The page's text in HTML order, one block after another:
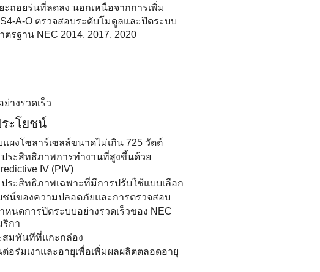
ถอยร่นที่ลดลง นอกเหนือจากการเพิ่ม
A-O ตรวจสอบระดับโมดูลและปิดระบบ
ตรฐาน NEC 2014, 2017, 2020
างรวดเร็ว
ะโยชน์
แผงโซลาร์เซลล์ขนาดไม่เกิน 725 วัตต์
ประสิทธิภาพการทํางานที่สูงขึ้นด้วย
IV (PIV)
ประสิทธิภาพเฉพาะที่มีการปรับใช้แบบเลือก
ชน์ของความปลอดภัยและการตรวจสอบ
หนดการปิดระบบอย่างรวดเร็วของ NEC
ริกา
สมทันทีที่แกะกล่อง
อร่มเงาและอายุเพื่อเพิ่มผลผลิตตลอดอายุ